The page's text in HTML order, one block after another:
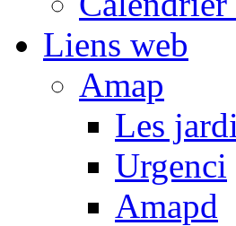
Liens web
Amap
Les
Urgenci
Amapd